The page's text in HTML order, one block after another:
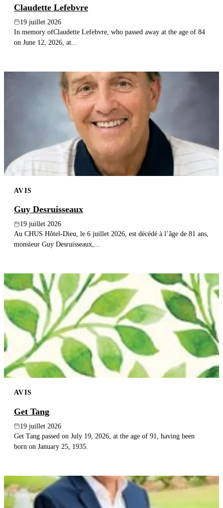
Claudette Lefebvre
19 juillet 2026
In memory ofClaudette Lefebvre, who passed away at the age of 84
on June 12, 2026, at...
AVIS
Guy Desruisseaux
19 juillet 2026
Au CHUS Hôtel-Dieu, le 6 juillet 2026, est décédé à l’âge de 81 ans,
monsieur Guy Desruisseaux,...
AVIS
Get Tang
19 juillet 2026
Get Tang passed on July 19, 2026, at the age of 91, having been
born on January 25, 1935.